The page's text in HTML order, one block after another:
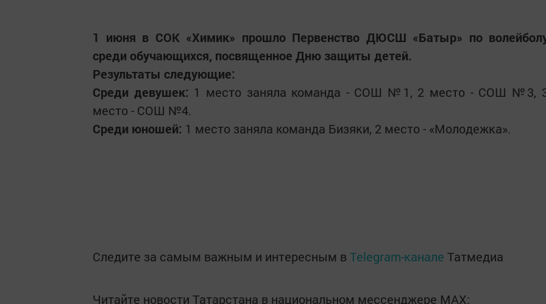
1 июня в СОК «Химик» прошло Первенство ДЮСШ «Батыр» по
среди обучающихся, посвященное Дню защиты детей.
Результаты следующие:
Среди девушек: 1 место заняла команда - СОШ №1, 2 место - СОШ №3,
место - СОШ №4.
Среди юношей: 1 место заняла команда Бизяки, 2 место - «Молодежка».
Следите за самым важным и интересным в Telegram-канале Татмедиа
Читайте новости Татарстана в национальном мессенджере MАХ: